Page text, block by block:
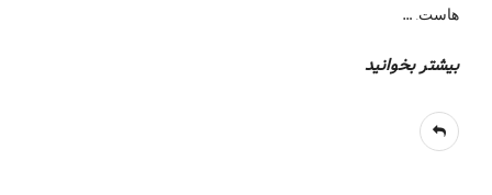
هاست. …
بیشتر بخوانید